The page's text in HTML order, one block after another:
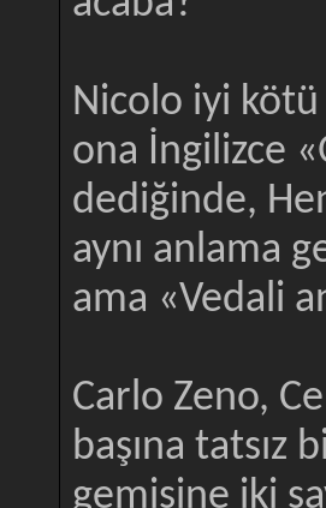
Nicolo iyi kötü
ona İngilizce
dediğinde,
aynı anlama
ama «Vedali
Carlo Zeno,
başına tatsız
gemisine iki